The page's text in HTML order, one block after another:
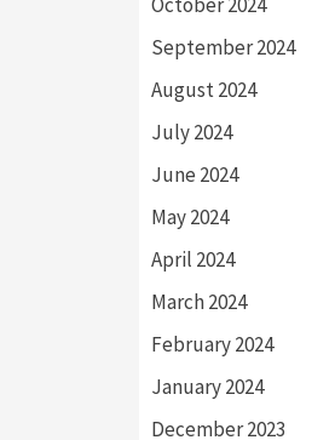
September 2024
August 2024
July 2024
June 2024
May 2024
April 2024
March 2024
February 2024
January 2024
December 2023